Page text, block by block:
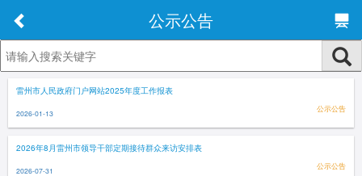
公示公告
雷州市人民政府门户网站2025年度工作报表
2026-01-13 公示公告
2026年8月雷州市领导干部定期接待群众来访安排表
2026-07-31 公示公告